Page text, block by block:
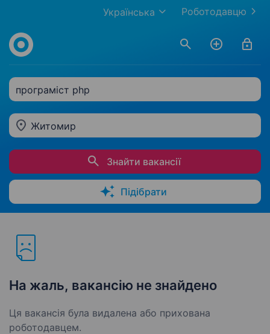
Роботодавцю
Українська
програміст php
Житомир
Знайти вакансії
Підібрати
На жаль, вакансію не знайдено
Ця вакансія була видалена або прихована
роботодавцем.